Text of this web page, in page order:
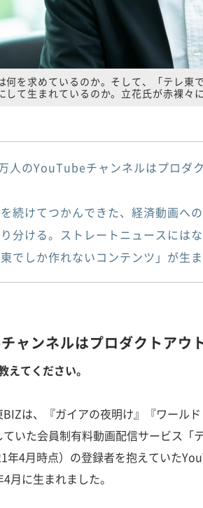
何を求めているのか。そして、「テレ東
して生まれているのか。立花氏が赤裸々
人のYouTubeチャンネルはプロダ
続けてつかんできた、経済動画へ
分ける。ストレートニュースには
でしか作れないコンテンツ」が生
ャンネルはプロダクトアウ
てください。
BIZは、『ガイアの夜明け』『ワール
いた会員制有料動画配信サービス「
年4月時点）の登録者を抱えていた
月に生まれました。